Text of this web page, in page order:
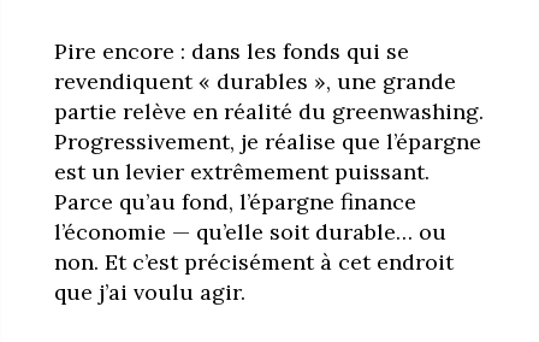
Pire encore : dans les fonds qui se
revendiquent « durables », une grande
partie relève en réalité du greenwashing.
Progressivement, je réalise que l’épargne
est un levier extrêmement puissant.
Parce qu’au fond, l’épargne finance
l’économie — qu’elle soit durable… ou
non. Et c’est précisément à cet endroit
que j’ai voulu agir.